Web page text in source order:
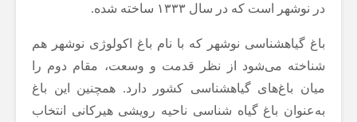
در نوشهر است که در سال ۱۳۳۳ ساخته شده.
باغ گیاهشناسی نوشهر که با نام باغ اکولوژی نوشهر هم
شناخته می‌شود از نظر قدمت و وسعت، مقام دوم را
میان باغ‌های گیاهشناسی کشور دارد. همچنین این باغ
به‌عنوان باغ گیاه شناسی ناحیه رویشی هیرکانی انتخاب